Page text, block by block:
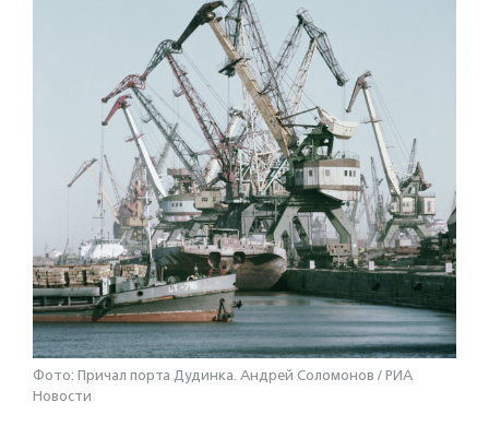
Фото: Причал порта Дудинка. Андрей Соломонов / РИА
Новости